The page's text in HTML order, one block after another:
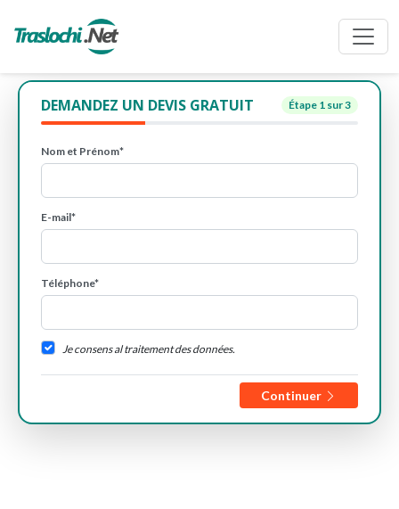
DEMANDEZ UN DEVIS GRATUIT Étape 1 sur 3
Nom et Prénom*
E-mail*
Téléphone*
Je consens al traitement des données.
Continuer